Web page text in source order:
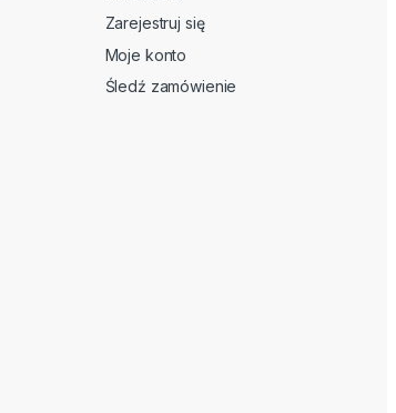
Zarejestruj się
Moje konto
Śledź zamówienie